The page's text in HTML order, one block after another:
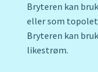
Bryteren kan
eller som topolet
Bryteren kan
likestrøm.